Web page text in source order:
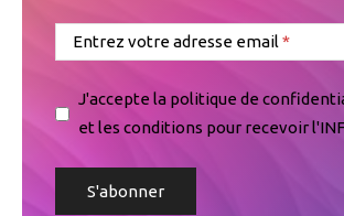
Entrez votre adresse email
J'accepte la politique de
et les conditions pour recevoir